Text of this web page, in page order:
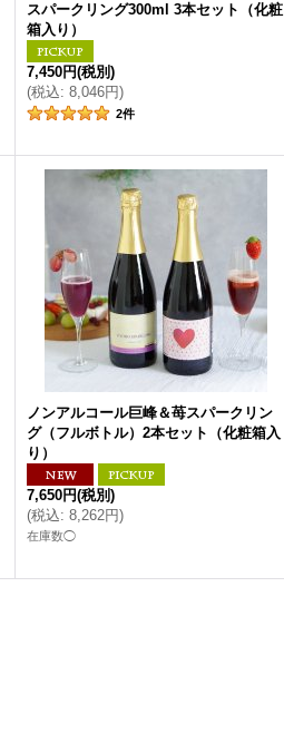
スパークリング300ml 3本セット（化粧
箱入り）
7,450円(税別)
(税込: 8,046円)
2件
ノンアルコール巨峰＆苺スパークリン
グ（フルボトル）2本セット（化粧箱入
り）
7,650円(税別)
(税込: 8,262円)
在庫数◯